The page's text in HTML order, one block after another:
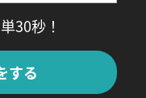
30秒！
する